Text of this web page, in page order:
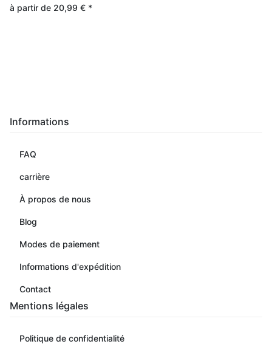
à partir de 20,99 € *
Informations
FAQ
carrière
À propos de nous
Blog
Modes de paiement
Informations d'expédition
Contact
Mentions légales
Politique de confidentialité